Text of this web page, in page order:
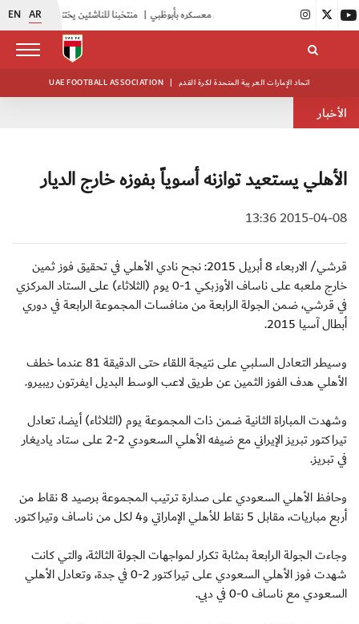
EN AR | |
UAE FOOTBALL ASSOCIATION | اتحاد الإمارات العربية المتحدة لكرة القدم
الأخبار
الأهلي يستعيد توازنه أسوياً بفوزه خارج الديار
2015-04-08 13:36
قرشي/ الاربعاء 8 أبريل 2015: نجح نادي الأهلي في تحقيق فوز ثمين
خارج ملعبه على ناساف الأوزبكي 1-0 يوم (الثلاثاء) على الستاد المركزي
في قرشي، ضمن الجولة الرابعة من منافسات المجموعة الرابعة في دوري
أبطال آسيا 2015.
وسيطر التعادل السلبي على نتيجة اللقاء حتى الدقيقة 81 عندما خطف
الأهلي هدف الفوز الثمين عن طريق لاعب الوسط البديل ايفرتون ريبيرو.
وشهدت المباراة الثانية ضمن ذات المجموعة يوم (الثلاثاء) أيضا، تعادل
تيراكتور تبريز الإيراني مع ضيفه الأهلي السعودي 2-2 على ستاد ياديغار
في تبريز.
وحافظ الأهلي السعودي على صدارة ترتيب المجموعة برصيد 8 نقاط من
أربع مباريات، مقابل 5 نقاط للأهلي الإماراتي و4 لكل من ناساف وتيراكتور.
وجاءت الجولة الرابعة بمثابة تكرار لمواجهات الجولة الثالثة، والتي كانت
شهدت فوز الأهلي السعودي على تيراكتور 2-0 في جدة، وتعادل الأهلي
السعودي مع ناساف 0-0 في دبي.